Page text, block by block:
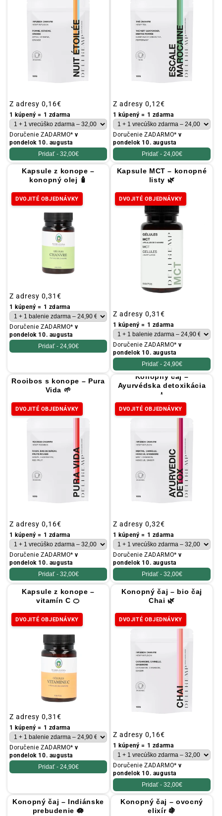
Obvyklá
cena
Z adresy 0,16€
1 kúpený = 1 zdarma
Doručenie ZADARMO*v
pondelok 10. augusta
Pridať - 32,00€
Obvyklá
cena
Z adresy 0,12€
1 kúpený = 1 zdarma
Doručenie ZADARMO*v
pondelok 10. augusta
Pridať - 24,00€
Kapsule z konope –
konopný olej 🧴
DVOJITÉ OBJEDNÁVKY
Obvyklá
cena
Z adresy 0,31€
1 kúpený = 1 zdarma
Doručenie ZADARMO*v
pondelok 10. augusta
Pridať - 24,90€
Kapsule MCT – konopné
listy 🌿
DVOJITÉ OBJEDNÁVKY
Obvyklá
cena
Z adresy 0,31€
1 kúpený = 1 zdarma
Doručenie ZADARMO*v
pondelok 10. augusta
Pridať - 24,90€
Rooibos s konope – Pura
Vida 🌱
DVOJITÉ OBJEDNÁVKY
Obvyklá
cena
Z adresy 0,16€
1 kúpený = 1 zdarma
Doručenie ZADARMO*v
pondelok 10. augusta
Pridať - 32,00€
Konopný čaj –
Ayurvédska detoxikácia
🧘
DVOJITÉ OBJEDNÁVKY
Obvyklá
cena
Z adresy 0,32€
1 kúpený = 1 zdarma
Doručenie ZADARMO*v
pondelok 10. augusta
Pridať - 32,00€
Kapsule z konope –
vitamín C 🍊
DVOJITÉ OBJEDNÁVKY
Obvyklá
cena
Z adresy 0,31€
1 kúpený = 1 zdarma
Doručenie ZADARMO*v
pondelok 10. augusta
Pridať - 24,90€
Konopný čaj – bio čaj
Chai 🌿
DVOJITÉ OBJEDNÁVKY
Obvyklá
cena
Z adresy 0,16€
1 kúpený = 1 zdarma
Doručenie ZADARMO*v
pondelok 10. augusta
Pridať - 32,00€
Konopný čaj – Indiánske
prebudenie 🪷
Konopný čaj – ovocný
elixír 🍇